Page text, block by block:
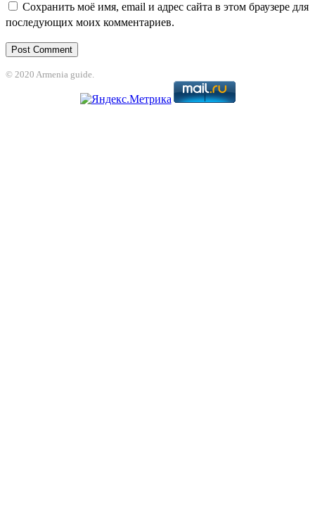
Сохранить моё имя, email и адрес сайта в этом браузере для
последующих моих комментариев.
© 2020 Armenia guide.